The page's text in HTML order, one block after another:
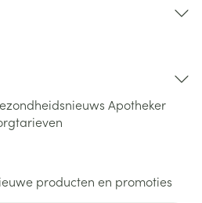
Apotheker
producten en promoties